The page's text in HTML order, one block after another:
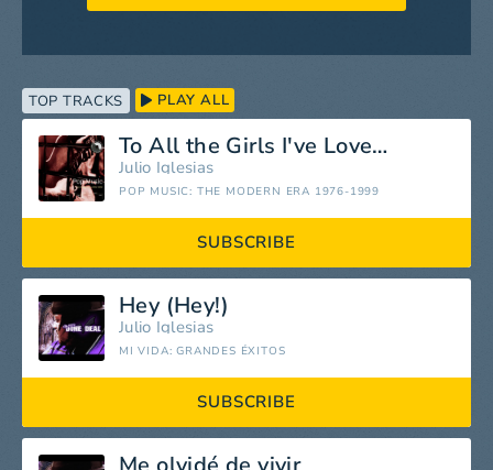
TOP TRACKS PLAY ALL
To All the Girls I've Loved Before
Julio Iglesias
POP MUSIC: THE MODERN ERA 1976-1999
SUBSCRIBE
Hey (Hey!)
Julio Iglesias
MI VIDA: GRANDES ÉXITOS
SUBSCRIBE